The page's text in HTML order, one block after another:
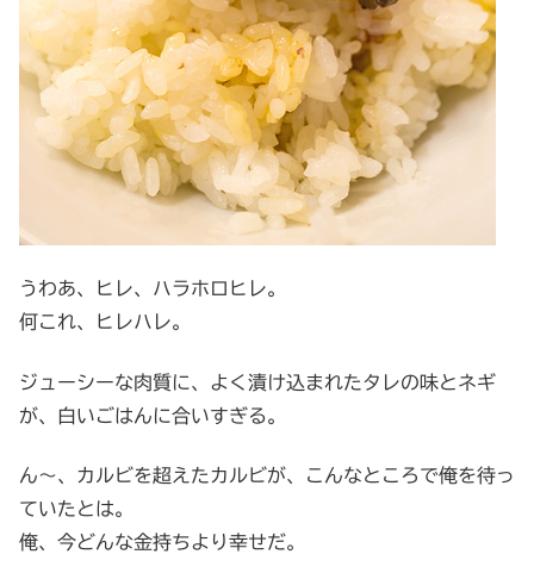
うわあ、ヒレ、ハラホロヒレ。
何これ、ヒレハレ。
ジューシーな肉質に、よく漬け込まれたタレの味とネギ
が、白いごはんに合いすぎる。
ん～、カルビを超えたカルビが、こんなところで俺を待っ
ていたとは。
俺、今どんな金持ちより幸せだ。